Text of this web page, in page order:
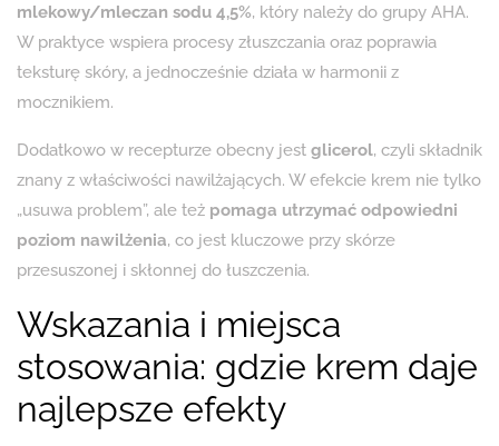
mlekowy/mleczan sodu 4,5%, który należy do grupy AHA.
W praktyce wspiera procesy złuszczania oraz poprawia
teksturę skóry, a jednocześnie działa w harmonii z
mocznikiem.
Dodatkowo w recepturze obecny jest glicerol, czyli składnik
znany z właściwości nawilżających. W efekcie krem nie tylko
„usuwa problem”, ale też pomaga utrzymać odpowiedni
poziom nawilżenia, co jest kluczowe przy skórze
przesuszonej i skłonnej do łuszczenia.
Wskazania i miejsca
stosowania: gdzie krem daje
najlepsze efekty